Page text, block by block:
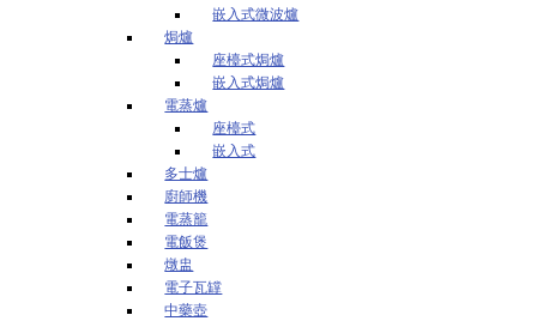
嵌入式微波爐
焗爐
座檯式焗爐
嵌入式焗爐
電蒸爐
座檯式
嵌入式
多士爐
廚師機
電蒸籠
電飯煲
燉盅
電子瓦罉
中藥壺